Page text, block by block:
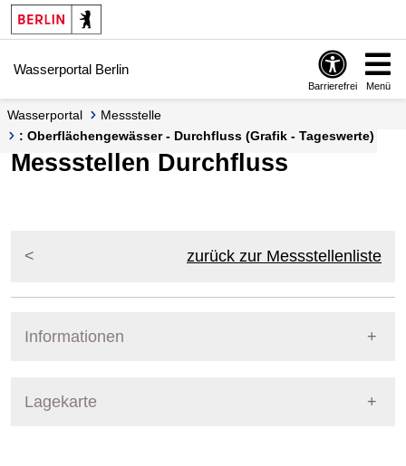
Springe zur Navigation
Springe zum Inhalt
Wasserportal Berlin
Barrierefrei Menü
Wasserportal
Messstelle
: Oberflächengewässer - Durchfluss (Grafik - Tageswerte)
Messstellen Durchfluss
zurück zur Messstellenliste
Informationen
Lagekarte